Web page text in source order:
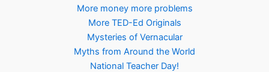
More money more problems
More TED-Ed Originals
Mysteries of Vernacular
Myths from Around the World
National Teacher Day!